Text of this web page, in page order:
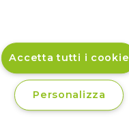
Accetta tutti i cookie
Personalizza